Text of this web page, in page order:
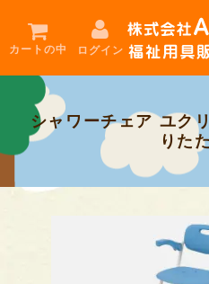
カートの中 ログイン
シャワーチェア ユク
りた